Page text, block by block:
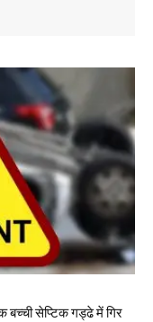
सेप्टिक गड्ढे में गिर